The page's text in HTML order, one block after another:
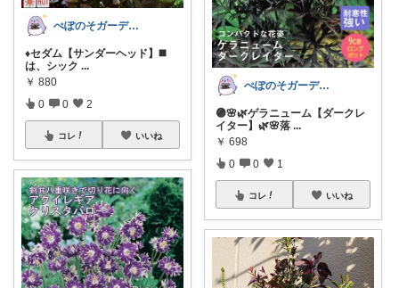
ぺぽのそガーデン(●´ω｀●)
♦️セダム【サンダーヘッド】◼️
は、シック ...
￥ 880
0 0 2
コレ いいね
ぺぽのそガーデン(●´ω｀●)
🟣🌸🌿ゲラニューム【ダークレ
イター】🌿🌸落 ...
￥ 698
0 0 1
コレ いいね